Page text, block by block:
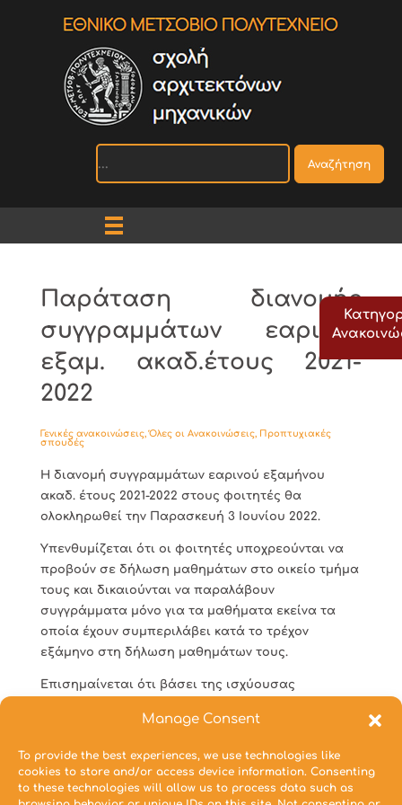
Manage Consent
To provide the best experiences, we use technologies like
cookies to store and/or access device information. Consenting
to these technologies will allow us to process data such as
Αναζήτηση
Παράταση διανομής
συγγραμμάτων εαρινού
εξαμ. ακαδ.έτους 2021-
2022
Γενικές ανακοινώσεις,Όλες οι Ανακοινώσεις, Προπτυχιακές
σπουδές
H διανομή συγγραμμάτων εαρινού εξαμήνου
ακαδ. έτους 2021-2022 στους φοιτητές θα
ολοκληρωθεί την Παρασκευή 3 Ιουνίου 2022.
Υπενθυμίζεται ότι οι φοιτητές υποχρεούνται να
προβούν σε δήλωση μαθημάτων στο οικείο τμήμα
τους και δικαιούνται να παραλάβουν
συγγράμματα μόνο για τα μαθήματα εκείνα τα
οποία έχουν συμπεριλάβει κατά το τρέχον
εξάμηνο στη δήλωση μαθημάτων τους.
Επισημαίνεται ότι βάσει της ισχύουσας
έτη σπουδών δεν δικαιούνται δωρεάν διδακτικά